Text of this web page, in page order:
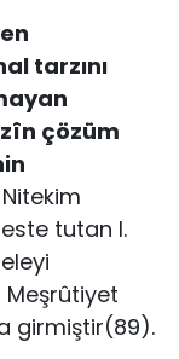
tarzını
çözüm
Nitekim
tutan I.
Meşrûtiyet
girmiştir(89).